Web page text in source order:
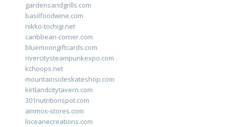
gardensandgrills.com
basilfoodwine.com
nikko-tochigi.net
caribbean-corner.com
bluemoongiftcards.com
rivercitysteampunkexpo.com
kchoops.net
mountainsideskateshop.com
kirtlandcitytavern.com
301nutritionspot.com
ammos-stores.com
loceanecreations.com